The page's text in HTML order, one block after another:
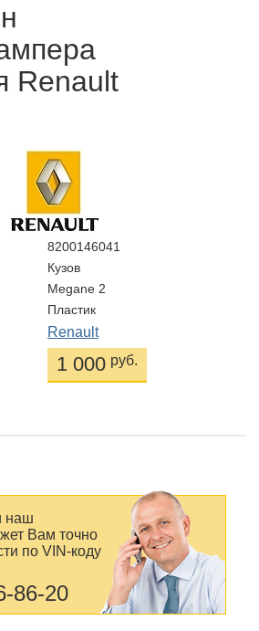
Renault
8200146041
Кузов
Megane 2
Пластик
Renault
1 000 руб.
наш
Вам точно
по VIN-коду
86-20